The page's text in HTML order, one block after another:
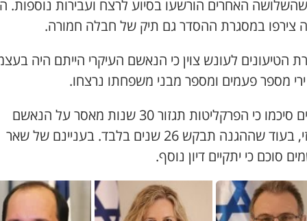
האחרים הורשעו בסיוע לרצח ועבירות נוספות.
צירפו במסגרת ההסדר גם תיק של חבלה חמורה.
הטיעונים לעונש צוין כי הנאשם העיקרי הייתם היה
ירי מספר פעמים ומספר מבני משפחתו נרצחו.
הצדדים סיכמו כי הפרקליטות תגזור 30 שנות מאסר על הנאשם
המרכזי, בעוד שההגנה תבקש 26 שנים בלבד. בעניינם של שאר
סוכם כי יתקיים דיון נוסף.